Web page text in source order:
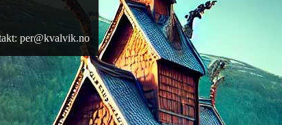
per@kvalvik.no